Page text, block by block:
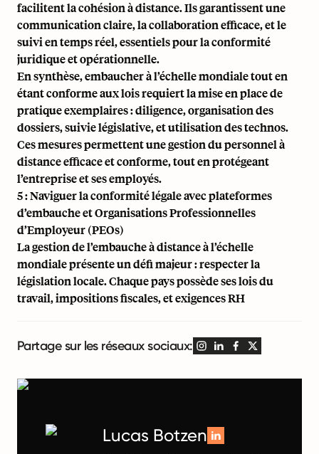
facilitent la cohésion à distance. Ils garantissent une
communication claire, la collaboration efficace, et le
suivi en temps réel, essentiels pour la conformité
juridique et opérationnelle.
En synthèse, embaucher à l’échelle mondiale tout en
étant conforme aux lois requiert la mise en place de
pratique exemplaires : diligence, organisation des
dossiers, suivie législative, et utilisation des technos.
Ces mesures permettent une gestion du personnel à
distance efficace et conforme, tout en protégeant
l’entreprise et ses employés.
5 : Naviguer la conformité légale avec plateformes
d’embauche et Organisations Professionnelles
d’Employeur (PEOs)
La gestion de l’embauche à distance à l’échelle
mondiale présente un défi majeur : respecter la
législation locale. Chaque pays possède ses lois du
travail, impositions fiscales, et exigences RH
Partage sur les réseaux sociaux:
Lucas Botzen